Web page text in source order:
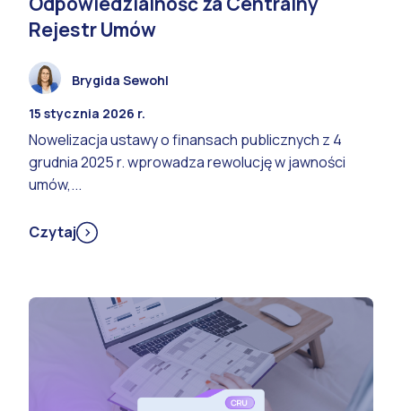
Rejestr Umów
Brygida Sewohl
15 stycznia 2026 r.
Nowelizacja ustawy o finansach publicznych z 4
grudnia 2025 r. wprowadza rewolucję w jawności
umów,...
Czytaj